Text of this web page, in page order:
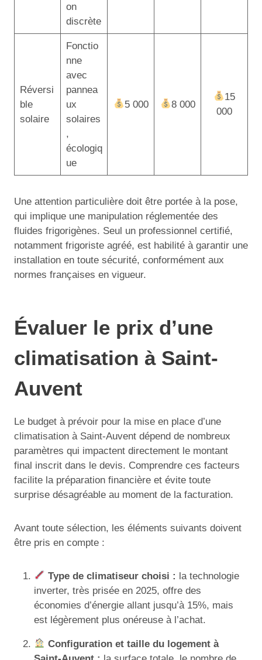
on
discrète
Réversi
ble
solaire
Fonctio
nne
avec
pannea
ux
solaires
,
écologiq
ue
5 000 8 000
15
000
Une attention particulière doit être portée à la pose,
qui implique une manipulation réglementée des
fluides frigorigènes. Seul un professionnel certifié,
notamment frigoriste agréé, est habilité à garantir une
installation en toute sécurité, conformément aux
normes françaises en vigueur.
Évaluer le prix d’une
climatisation à Saint-
Auvent
Le budget à prévoir pour la mise en place d’une
climatisation à Saint-Auvent dépend de nombreux
paramètres qui impactent directement le montant
final inscrit dans le devis. Comprendre ces facteurs
facilite la préparation financière et évite toute
surprise désagréable au moment de la facturation.
Avant toute sélection, les éléments suivants doivent
être pris en compte :
Type de climatiseur choisi : la technologie
inverter, très prisée en 2025, offre des
économies d’énergie allant jusqu’à 15%, mais
est légèrement plus onéreuse à l’achat.
Configuration et taille du logement à